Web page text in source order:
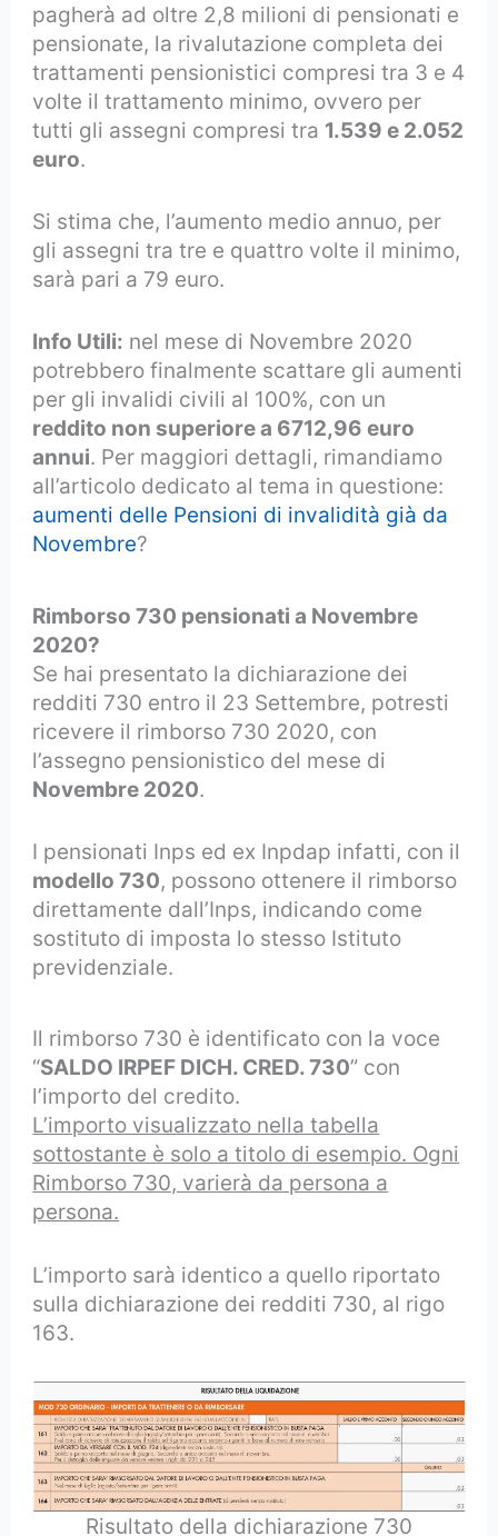
pagherà ad oltre 2,8 milioni di pensionati e
pensionate, la rivalutazione completa dei
trattamenti pensionistici compresi tra 3 e 4
volte il trattamento minimo, ovvero per
tutti gli assegni compresi tra 1.539 e 2.052
euro.
Si stima che, l’aumento medio annuo, per
gli assegni tra tre e quattro volte il minimo,
sarà pari a 79 euro.
Info Utili: nel mese di Novembre 2020
potrebbero finalmente scattare gli aumenti
per gli invalidi civili al 100%, con un
reddito non superiore a 6712,96 euro
annui. Per maggiori dettagli, rimandiamo
all’articolo dedicato al tema in questione:
aumenti delle Pensioni di invalidità già da
Novembre?
Rimborso 730 pensionati a Novembre
2020?
Se hai presentato la dichiarazione dei
redditi 730 entro il 23 Settembre, potresti
ricevere il rimborso 730 2020, con
l’assegno pensionistico del mese di
Novembre 2020.
I pensionati Inps ed ex Inpdap infatti, con il
modello 730, possono ottenere il rimborso
direttamente dall’Inps, indicando come
sostituto di imposta lo stesso Istituto
previdenziale.
Il rimborso 730 è identificato con la voce
“SALDO IRPEF DICH. CRED. 730” con
l’importo del credito.
L’importo visualizzato nella tabella
sottostante è solo a titolo di esempio. Ogni
Rimborso 730, varierà da persona a
persona.
L’importo sarà identico a quello riportato
sulla dichiarazione dei redditi 730, al rigo
163.
Risultato della dichiarazione 730